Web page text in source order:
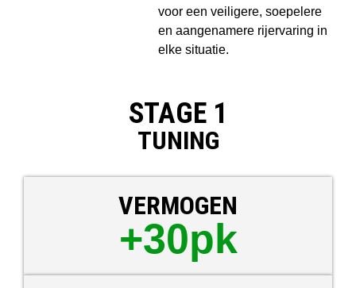
voor een veiligere, soepelere
en aangenamere rijervaring in
elke situatie.
STAGE 1
TUNING
VERMOGEN
+30pk